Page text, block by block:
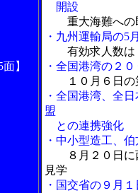
】
開設
重大海難へ
・九州運輸局の5
有効求人数
・全国港湾の２
１０月６日
・全国港湾、全
盟
との連携強化
・中小型造工、
８月２０日
見学
・国交省の９月